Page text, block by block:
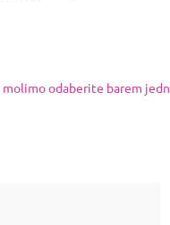
odaberite barem